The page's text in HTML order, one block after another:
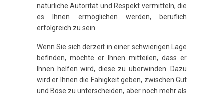
natürliche Autorität und Respekt vermitteln, die
es Ihnen ermöglichen werden, beruflich
erfolgreich zu sein.
Wenn Sie sich derzeit in einer schwierigen Lage
befinden, möchte er Ihnen mitteilen, dass er
Ihnen helfen wird, diese zu überwinden. Dazu
wird er Ihnen die Fähigkeit geben, zwischen Gut
und Böse zu unterscheiden, aber noch mehr als